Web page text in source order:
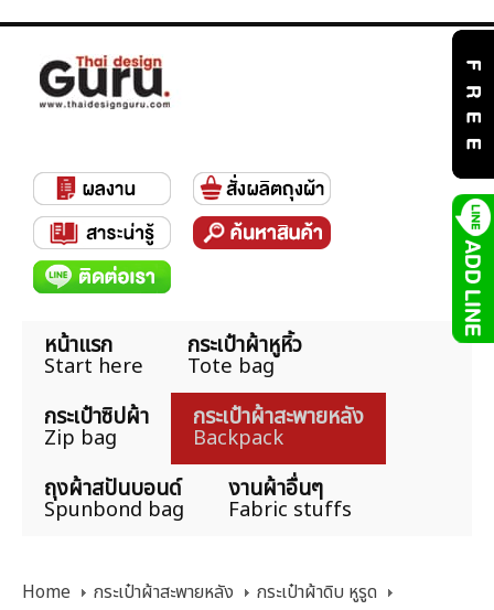
หน้าแรก
Start here
กระเป๋าผ้าหูหิ้ว
Tote bag
กระเป๋าซิปผ้า
Zip bag
กระเป๋าผ้าสะพายหลัง
Backpack
ถุงผ้าสปันบอนด์
Spunbond bag
งานผ้าอื่นๆ
Fabric stuffs
Home กระเป๋าผ้าสะพายหลัง
กระเป๋าผ้าดิบ หูรูด